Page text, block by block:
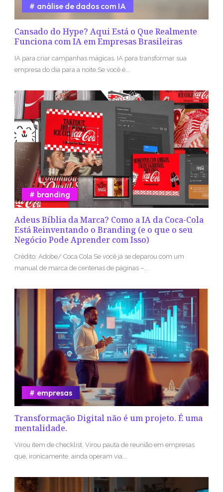
Cansado do Hype? Aqui Está o Que Realmente
Funciona com IA em Empresas Brasileiras
análise de dados com IA
IA para criar campanhas mágicas. IA para transformar sua
empresa do dia para a noite.Se você é...
Adeus Bíblia da Marca? Como a IA da Coca-Cola
Está Reinventando o Branding (e o que o seu
Negócio Pode Aprender com Isso)
branding
Crédito: Adobe/ Coca Cola Se você já se deparou com um
manual de marca de centenas de páginas –...
Transformação Digital não é um projeto. É uma
mentalidade.
empresas
Virou item de checklist. Virou pauta de reunião em empresas
que, ironicamente, ainda operam via...